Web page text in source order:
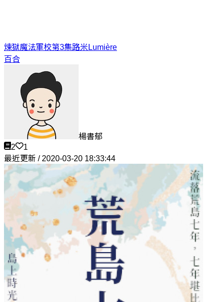
煉獄魔法軍校第3集路米Lumière
百合
楊書郁
2
1
最近更新 / 2020-03-20 18:33:44